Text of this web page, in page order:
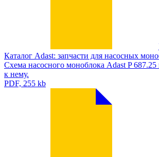
Каталог Adast: запчасти для насосных
Схема насосного моноблока Adast P 687.25
к нему.
PDF, 255 kb